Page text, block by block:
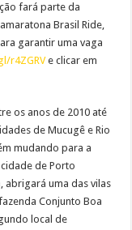
fará parte da
Brasil Ride,
garantir uma vaga
r4ZGRVe clicar em
os anos de 2010 até
de Mucugê e Rio
mudando para a
de Porto
abrigará uma das vilas
Conjunto Boa
local de